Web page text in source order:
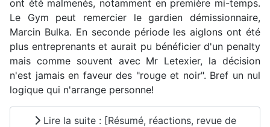
ont été malmenés, notamment en première mi-temps.
Le Gym peut remercier le gardien démissionnaire,
Marcin Bulka. En seconde période les aiglons ont été
plus entreprenants et aurait pu bénéficier d'un penalty
mais comme souvent avec Mr Letexier, la décision
n'est jamais en faveur des "rouge et noir". Bref un nul
logique qui n'arrange personne!
Lire la suite : [Résumé, réactions, revue de